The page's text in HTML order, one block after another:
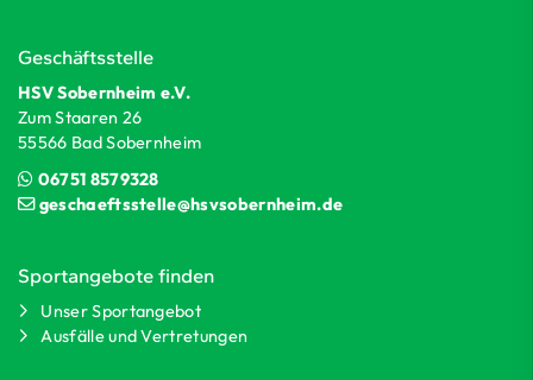
Geschäftsstelle
HSV Sobernheim e.V.
Zum Staaren 26
55566 Bad Sobernheim
06751 8579328
geschaeftsstelle@hsvsobernheim.de
Sportangebote finden
Unser Sportangebot
Ausfälle und Vertretungen